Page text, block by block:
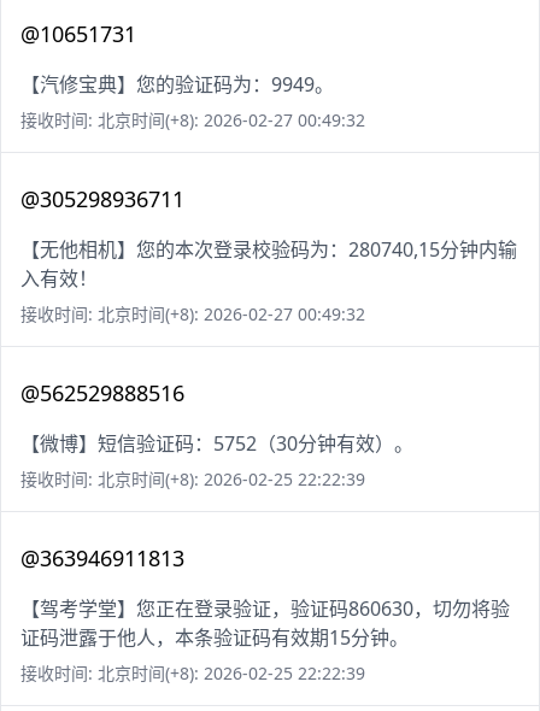
@10651731
【汽修宝典】您的验证码为：9949。
接收时间: 北京时间(+8): 2026-02-27 00:49:32
@305298936711
【无他相机】您的本次登录校验码为：280740,15分钟内输
入有效！
接收时间: 北京时间(+8): 2026-02-27 00:49:32
@562529888516
【微博】短信验证码：5752（30分钟有效）。
接收时间: 北京时间(+8): 2026-02-25 22:22:39
@363946911813
【驾考学堂】您正在登录验证，验证码860630，切勿将验
证码泄露于他人，本条验证码有效期15分钟。
接收时间: 北京时间(+8): 2026-02-25 22:22:39